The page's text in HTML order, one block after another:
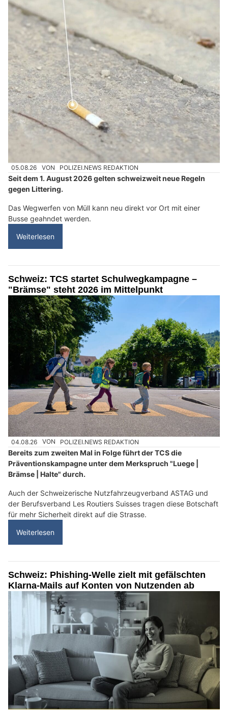
05.08.26 VON POLIZEI.NEWS REDAKTION
Seit dem 1. August 2026 gelten schweizweit neue Regeln
gegen Littering.
Das Wegwerfen von Müll kann neu direkt vor Ort mit einer
Busse geahndet werden.
Weiterlesen
Schweiz: TCS startet Schulwegkampagne –
"Brämse" steht 2026 im Mittelpunkt
04.08.26 VON POLIZEI.NEWS REDAKTION
Bereits zum zweiten Mal in Folge führt der TCS die
Präventionskampagne unter dem Merkspruch "Luege |
Brämse | Halte" durch.
Auch der Schweizerische Nutzfahrzeugverband ASTAG und
der Berufsverband Les Routiers Suisses tragen diese Botschaft
für mehr Sicherheit direkt auf die Strasse.
Weiterlesen
Schweiz: Phishing-Welle zielt mit gefälschten
Klarna-Mails auf Konten von Nutzenden ab